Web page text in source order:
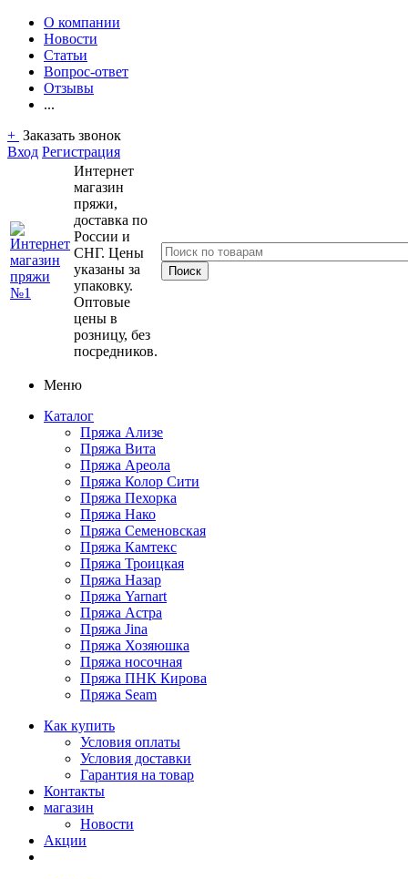
О компании
Новости
Статьи
Вопрос-ответ
Отзывы
...
+ Заказать звонок
Вход Регистрация
Интернет
магазин
пряжи,
доставка по
России и
СНГ. Цены
указаны за
упаковку.
Оптовые
цены в
розницу, без
посредников.
Меню
Каталог
Пряжа Ализе
Пряжа Вита
Пряжа Ареола
Пряжа Колор Сити
Пряжа Пехорка
Пряжа Нако
Пряжа Семеновская
Пряжа Камтекс
Пряжа Троицкая
Пряжа Назар
Пряжа Yarnart
Пряжа Астра
Пряжа Jina
Пряжа Хозяюшка
Пряжа носочная
Пряжа ПНК Кирова
Пряжа Seam
Как купить
Условия оплаты
Условия доставки
Гарантия на товар
Контакты
магазин
Новости
Акции